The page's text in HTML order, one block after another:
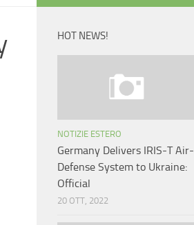
HOT NEWS!
NOTIZIE ESTERO
Germany Delivers IRIS-T Air-
Defense System to Ukraine:
Official
20 OTT, 2022